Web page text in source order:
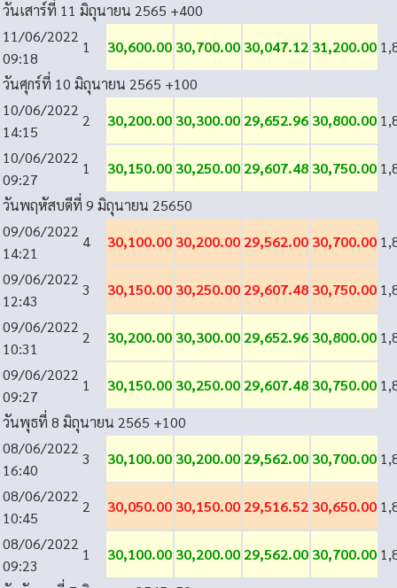
วันเสาร์ที่ 11 มิถุนายน 2565 +400
11/06/2022
09:18
1 30,600.00 30,700.00 30,047.12 31,200.00
วันศุกร์ที่ 10 มิถุนายน 2565 +100
10/06/2022
14:15
2 30,200.00 30,300.00 29,652.96 30,800.00
10/06/2022
09:27
1 30,150.00 30,250.00 29,607.48 30,750.00
วันพฤหัสบดีที่ 9 มิถุนายน 25650
09/06/2022
14:21
4 30,100.00 30,200.00 29,562.00 30,700.00
09/06/2022
12:43
3 30,150.00 30,250.00 29,607.48 30,750.00
09/06/2022
10:31
2 30,200.00 30,300.00 29,652.96 30,800.00
09/06/2022
09:27
1 30,150.00 30,250.00 29,607.48 30,750.00
วันพุธที่ 8 มิถุนายน 2565 +100
08/06/2022
16:40
3 30,100.00 30,200.00 29,562.00 30,700.00
08/06/2022
10:45
2 30,050.00 30,150.00 29,516.52 30,650.00
08/06/2022
09:23
1 30,100.00 30,200.00 29,562.00 30,700.00